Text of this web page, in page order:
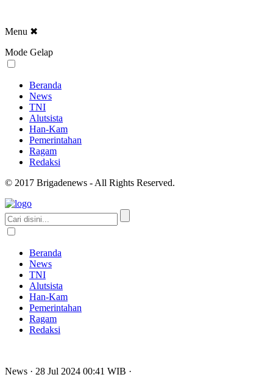
Menu ✖
Mode Gelap
Beranda
News
TNI
Alutsista
Han-Kam
Pemerintahan
Ragam
Redaksi
© 2017 Brigadenews - All Rights Reserved.
Beranda
News
TNI
Alutsista
Han-Kam
Pemerintahan
Ragam
Redaksi
News · 28 Jul 2024 00:41 WIB ·